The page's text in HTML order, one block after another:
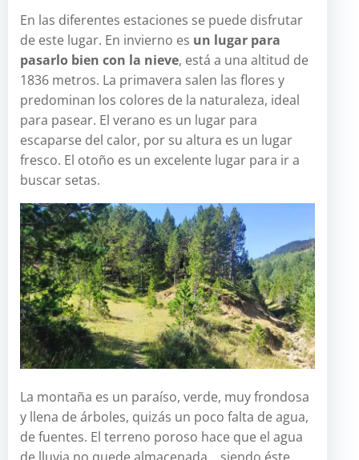
En las diferentes estaciones se puede disfrutar
de este lugar. En invierno es un lugar para
pasarlo bien con la nieve, está a una altitud de
1836 metros. La primavera salen las flores y
predominan los colores de la naturaleza, ideal
para pasear. El verano es un lugar para
escaparse del calor, por su altura es un lugar
fresco. El otoño es un excelente lugar para ir a
buscar setas.
La montaña es un paraíso, verde, muy frondosa
y llena de árboles, quizás un poco falta de agua,
de fuentes. El terreno poroso hace que el agua